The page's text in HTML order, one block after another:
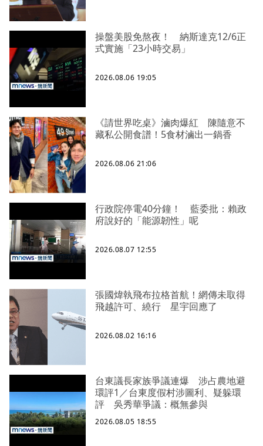
操盤美股免熬夜！ 納斯達克12/6正
式實施「23小時交易」
2026.08.06 19:05
《請世界吃桌》滷肉爆紅 陳隨意不
藏私公開食譜！5食材滷出一鍋香
2026.08.06 21:06
行政院停電40分鐘！ 藍委批：賴政
府說好的「能源韌性」呢
2026.08.07 12:55
張國煒執飛布拉格首航！網傳未取得
飛越許可、繞行 星宇回應了
2026.08.02 16:16
台東議長家族爭議連爆 涉占農地避
環評1／台東度假村涉圖利、疑躲環
評 吳秀華爭議：概無參與
2026.08.05 18:55